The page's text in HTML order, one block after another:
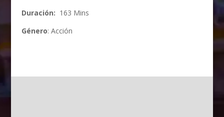
Duración: 163 Mins
Género: Acción